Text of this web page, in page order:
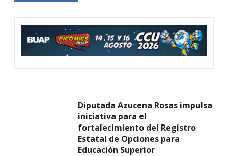
Diputada Azucena Rosas impulsa
iniciativa para el
fortalecimiento del Registro
Estatal de Opciones para
Educación Superior